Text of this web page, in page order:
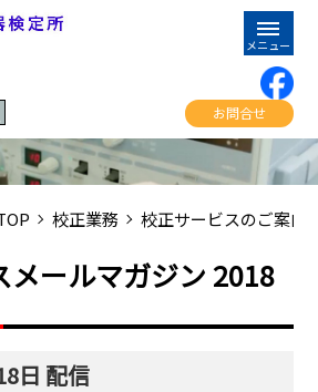
お問合せ
校正業務 校正サービスのご案内
メールマガジン 2018
日 配信